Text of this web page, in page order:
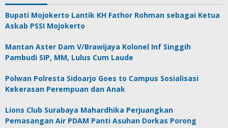
Bupati Mojokerto Lantik KH Fathor Rohman sebagai Ketua
Askab PSSI Mojokerto
Mantan Aster Dam V/Brawijaya Kolonel Inf Singgih
Pambudi SIP, MM, Lulus Cum Laude
Polwan Polresta Sidoarjo Goes to Campus Sosialisasi
Kekerasan Perempuan dan Anak
Lions Club Surabaya Mahardhika Perjuangkan
Pemasangan Air PDAM Panti Asuhan Dorkas Porong